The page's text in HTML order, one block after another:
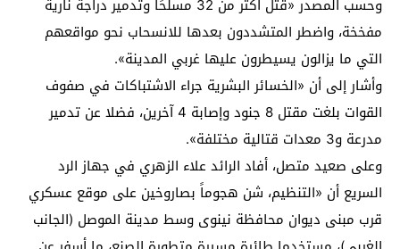
وحسب المصدر «قتل أكثر من 32 مسلحًا وتدمير دراجة نارية
مفخخة، واضطر المتشددون بعدها للانسحاب نحو مواقعهم
التي ما يزالون يسيطرون عليها غربي المدينة».
وأشار إلى أن «الخسائر البشرية جراء الاشتباكات في صفوف
القوات بلغت مقتل 8 جنود وإصابة 4 آخرين، فضلا عن تدمير
مدرعة و3 معدات قتالية مختلفة».
وعلى صعيد متصل، أفاد الرائد علاء الزهري في جهاز الرد
السريع أن «التنظيم، شن هجوماً بصاروخين على موقع عسكري
قرب مبنى ديوان محافظة نينوى وسط مدينة الموصل (الجانب